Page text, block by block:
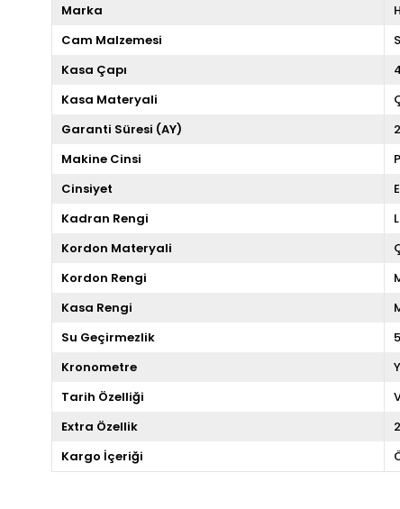
Marka
Cam Malzemesi
Kasa Çapı
Kasa Materyali
Garanti Süresi (AY)
Makine Cinsi
Cinsiyet
Kadran Rengi
Kordon Materyali
Kordon Rengi
Kasa Rengi
Su Geçirmezlik
Kronometre
Tarih Özelliği
Extra Özellik
Kargo İçeriği